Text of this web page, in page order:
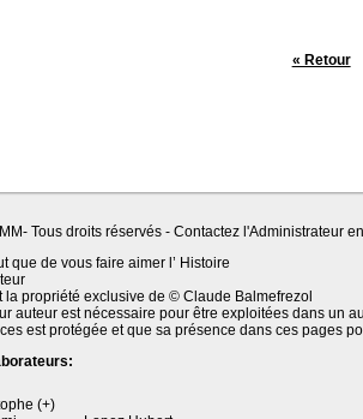
« Retour
Tous droits réservés - Contactez l'Administrateur
que de vous faire aimer l’ Histoire
propriété exclusive de © Claude Balmefrezol
est nécessaire pour être exploitées dans un
est protégée et que sa présence dans ces pages
(+)